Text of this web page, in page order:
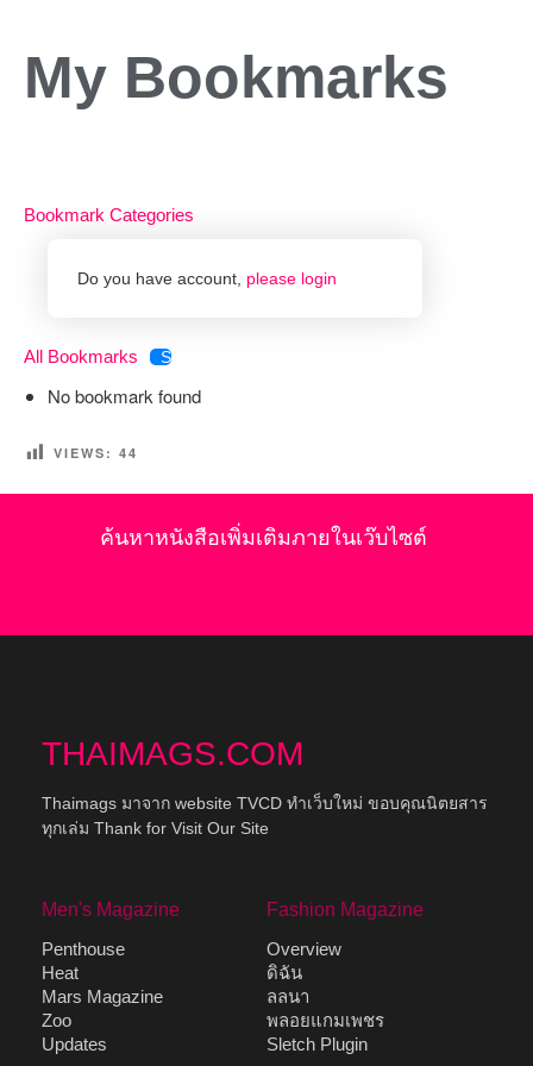
My Bookmarks
Bookmark Categories
Do you have account, please login
All Bookmarks Share
No bookmark found
VIEWS: 44
ค้นหาหนังสือเพิ่มเติมภายในเว๊บไซต์
THAIMAGS.COM
Thaimags มาจาก website TVCD ทำเว็บใหม่ ขอบคุณนิตยสาร
ทุกเล่ม Thank for Visit Our Site
Men's Magazine
Penthouse
Heat
Mars Magazine
Zoo
Updates
Fashion Magazine
Overview
ดิฉัน
ลลนา
พลอยแกมเพชร
Sletch Plugin